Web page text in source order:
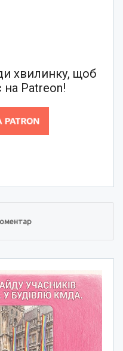
хвилинку, щоб
на Patreon!